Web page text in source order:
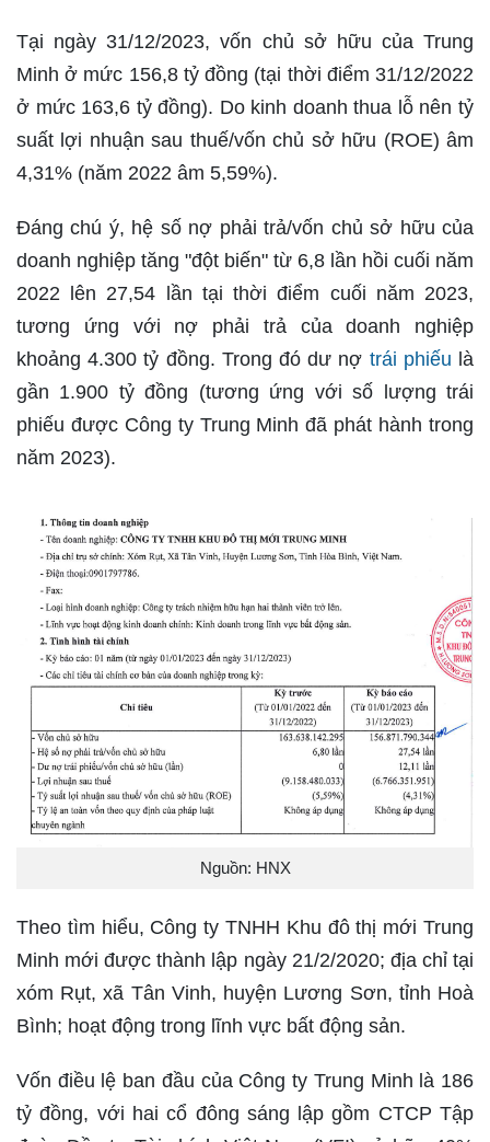
Tại ngày 31/12/2023, vốn chủ sở hữu của Trung
Minh ở mức 156,8 tỷ đồng (tại thời điểm 31/12/2022
ở mức 163,6 tỷ đồng). Do kinh doanh thua lỗ nên tỷ
suất lợi nhuận sau thuế/vốn chủ sở hữu (ROE) âm
4,31% (năm 2022 âm 5,59%).
Đáng chú ý, hệ số nợ phải trả/vốn chủ sở hữu của
doanh nghiệp tăng "đột biến" từ 6,8 lần hồi cuối năm
2022 lên 27,54 lần tại thời điểm cuối năm 2023,
tương ứng với nợ phải trả của doanh nghiệp
khoảng 4.300 tỷ đồng. Trong đó dư nợ trái phiếu là
gần 1.900 tỷ đồng (tương ứng với số lượng trái
phiếu được Công ty Trung Minh đã phát hành trong
năm 2023).
Nguồn: HNX
Theo tìm hiểu, Công ty TNHH Khu đô thị mới Trung
Minh mới được thành lập ngày 21/2/2020; địa chỉ tại
xóm Rụt, xã Tân Vinh, huyện Lương Sơn, tỉnh Hoà
Bình; hoạt động trong lĩnh vực bất động sản.
Vốn điều lệ ban đầu của Công ty Trung Minh là 186
tỷ đồng, với hai cổ đông sáng lập gồm CTCP Tập